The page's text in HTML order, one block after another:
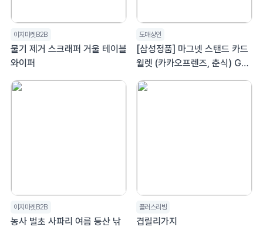
이지마켓B2B
물기 제거 스크래퍼 거울 테이블
와이퍼
도매상인
[삼성정품] 마그넷 스탠드 카드
월렛 (카카오프렌즈, 춘식) GP-
TOU026HIDLK
이지마켓B2B
농사 벌초 사파리 여름 등산 낚
플러스리빙
겹릴리가지